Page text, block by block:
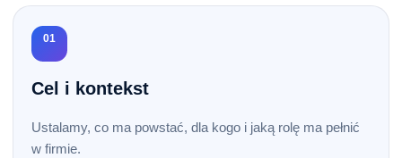
01
Cel i kontekst
Ustalamy, co ma powstać, dla kogo i jaką rolę ma pełnić
w firmie.